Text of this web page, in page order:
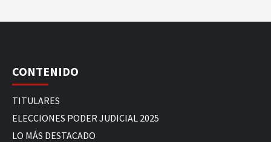
CONTENIDO
TITULARES
ELECCIONES PODER JUDICIAL 2025
LO MÁS DESTACADO